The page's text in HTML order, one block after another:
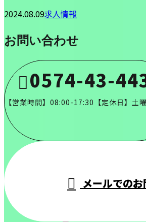
2024.08.09求人情報
お問い合わせ
0574-43-
【営業時間】08:00-17:30【定休日】土
メールでの